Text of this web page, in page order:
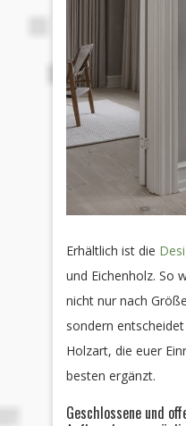
Erhältlich ist die
und Eichenholz. So
nicht nur nach
sondern
Holzart, die euer
besten ergänzt.
Geschlossene und